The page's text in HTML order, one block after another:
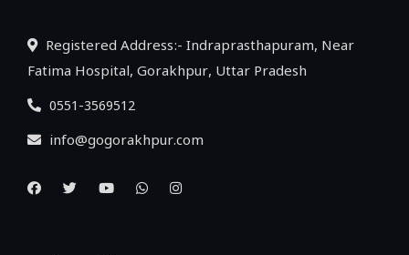
Registered Address:- Indraprasthapuram, Near
Fatima Hospital, Gorakhpur, Uttar Pradesh
0551-3569512
info@gogorakhpur.com